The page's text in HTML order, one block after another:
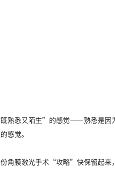
熟悉又陌生”的感觉——熟悉是因
感觉。
角膜激光手术“攻略”快保留起来